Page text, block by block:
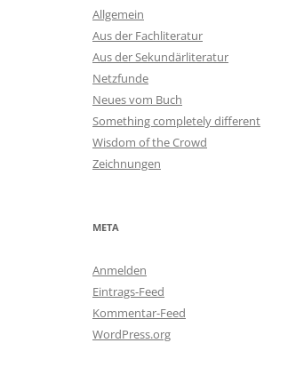
Allgemein
Aus der Fachliteratur
Aus der Sekundärliteratur
Netzfunde
Neues vom Buch
Something completely different
Wisdom of the Crowd
Zeichnungen
META
Anmelden
Eintrags-Feed
Kommentar-Feed
WordPress.org